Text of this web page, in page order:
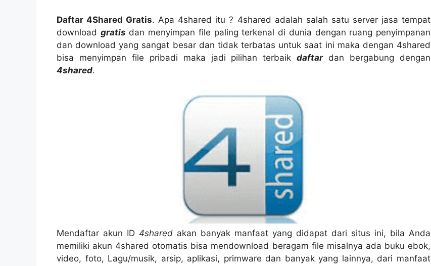
Daftar 4Shared Gratis. Apa 4shared itu ? 4shared adalah salah satu server jasa tempat
download gratis dan menyimpan file paling terkenal di dunia dengan ruang penyimpanan
dan download yang sangat besar dan tidak terbatas untuk saat ini maka dengan 4shared
bisa menyimpan file pribadi maka jadi pilihan terbaikdaftardan bergabung dengan
4shared.
Mendaftar akun ID 4shared akan banyak manfaat yang didapat dari situs ini, bila Anda
memiliki akun 4shared otomatis bisa mendownload beragam file misalnya ada buku ebok,
video, foto, Lagu/musik, arsip, aplikasi, primware dan banyak yang lainnya, dari manfaat